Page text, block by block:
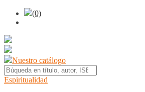
(0)
Nuestro catálogo
Espiritualidad